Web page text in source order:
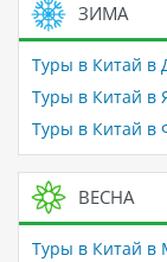
ЗИМА
Туры в Китай в
Туры в Китай в
Туры в Китай в
ВЕСНА
Туры в Китай в